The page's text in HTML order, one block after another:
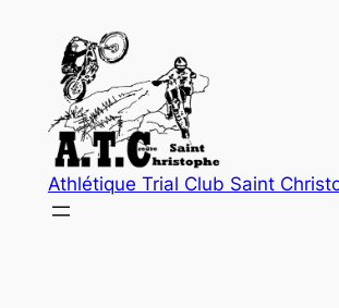
contenu
Athlétique Trial Club Saint